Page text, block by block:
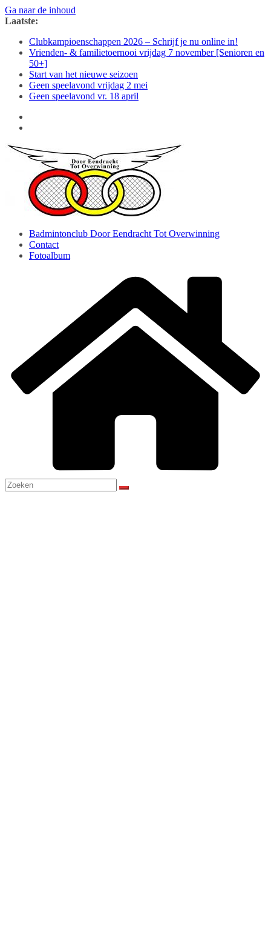
Ga naar de inhoud
Laatste:
Clubkampioenschappen 2026 – Schrijf je nu online in!
Vrienden- & familietoernooi vrijdag 7 november [Senioren en
50+]
Start van het nieuwe seizoen
Geen speelavond vrijdag 2 mei
Geen speelavond vr. 18 april
Badmintonclub Door Eendracht Tot Overwinning
Contact
Fotoalbum